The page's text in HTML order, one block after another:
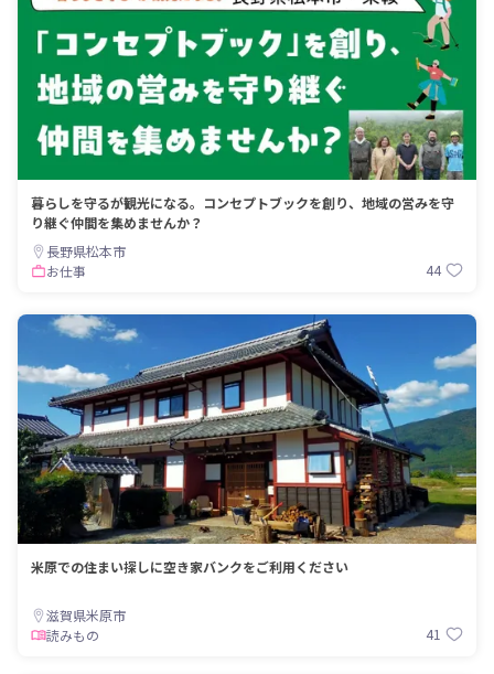
暮らしを守るが観光になる。コンセプトブックを創り、地域の営みを守
り継ぐ仲間を集めませんか？
長野県松本市
お仕事
44
米原での住まい探しに空き家バンクをご利用ください
滋賀県米原市
読みもの
41